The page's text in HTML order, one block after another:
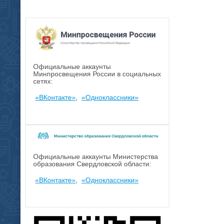
Официальные аккаунты
Минпросвещения России в социальных
сетях:
«ВКонтакте»,«Одноклассники»
Официальные аккаунты Министерства
образования Свердловской области:
«ВКонтакте»,«Одноклассники»